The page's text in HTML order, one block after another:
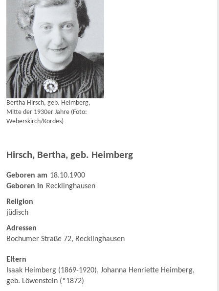
Bertha Hirsch, geb. Heimberg,
Mitte der 1930er Jahre (Foto:
Weberskirch/Kordes)
Hirsch, Bertha, geb. Heimberg
Geboren am 18.10.1900
Geboren in Recklinghausen
Religion
jüdisch
Adressen
Bochumer Straße 72, Recklinghausen
Eltern
Isaak Heimberg (1869-1920), Johanna Henriette Heimberg,
geb. Löwenstein (*1872)